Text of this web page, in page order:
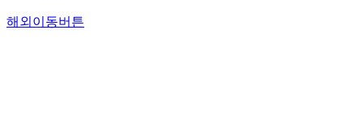
해외이동버튼